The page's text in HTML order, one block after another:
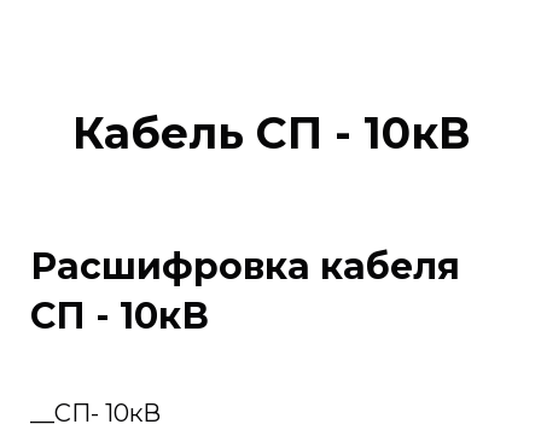
Кабель СП - 10кВ
Расшифровка кабеля
СП - 10кВ
__СП- 10кВ